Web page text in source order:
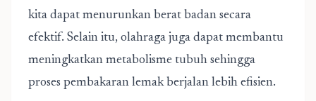
kita dapat menurunkan berat badan secara
efektif. Selain itu, olahraga juga dapat membantu
meningkatkan metabolisme tubuh sehingga
proses pembakaran lemak berjalan lebih efisien.